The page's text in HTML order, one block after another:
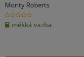
Monty Roberts
0.0
z
5
hvězdiček
měkká vazba